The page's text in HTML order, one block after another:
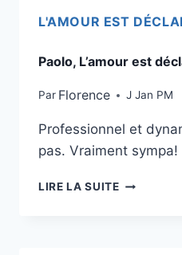
L'AMOUR EST
Paolo, L’amour est
Par Florence J Jan PM
Professionnel et
pas. Vraiment sympa!
LIRE LA SUITE